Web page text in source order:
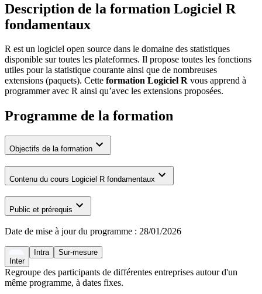
Description de la formation Logiciel R
fondamentaux
R est un logiciel open source dans le domaine des statistiques
disponible sur toutes les plateformes. Il propose toutes les fonctions
utiles pour la statistique courante ainsi que de nombreuses
extensions (paquets). Cette formation Logiciel R vous apprend à
programmer avec R ainsi qu’avec les extensions proposées.
Programme de la formation
Objectifs de la formation
Contenu du cours Logiciel R fondamentaux
Public et prérequis
Date de mise à jour du programme : 28/01/2026
Inter
Intra Sur-mesure
Regroupe des participants de différentes entreprises autour d'un
même programme, à dates fixes.